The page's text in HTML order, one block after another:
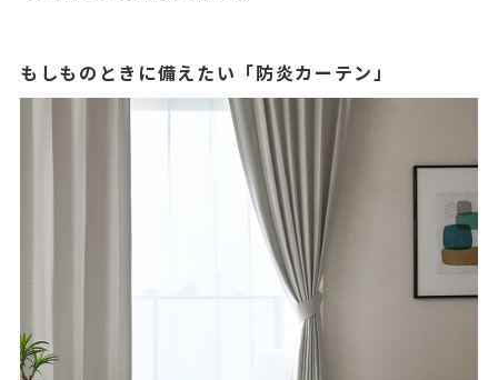
もしものときに備えたい「防炎カーテン」